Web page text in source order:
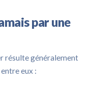
par une
résulte généralement
eux :